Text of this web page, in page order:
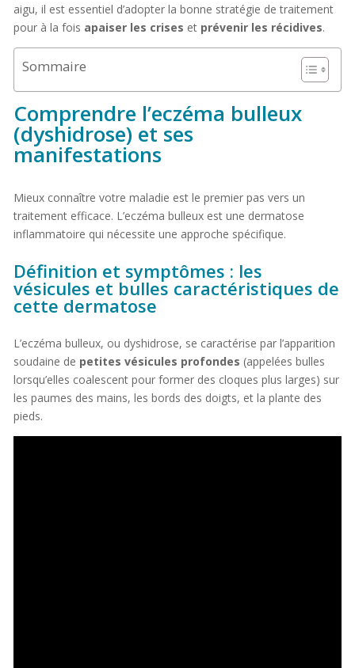
aigu, il est essentiel d’adopter la bonne stratégie de traitement
pour à la fois apaiser les crises et prévenir les récidives.
Sommaire
Comprendre l’eczéma bulleux
(dyshidrose) et ses
manifestations
Mieux connaître votre maladie est le premier pas vers un
traitement efficace. L’eczéma bulleux est une dermatose
inflammatoire qui nécessite une approche spécifique.
Définition et symptômes : les
vésicules et bulles caractéristiques de
cette dermatose
L’eczéma bulleux, ou dyshidrose, se caractérise par l’apparition
soudaine de petites vésicules profondes (appelées bulles
lorsqu’elles coalescent pour former des cloques plus larges) sur
les paumes des mains, les bords des doigts, et la plante des
pieds.